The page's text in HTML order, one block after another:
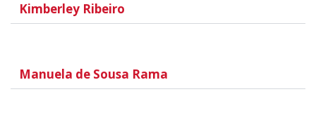
Kimberley Ribeiro
Manuela de Sousa Rama